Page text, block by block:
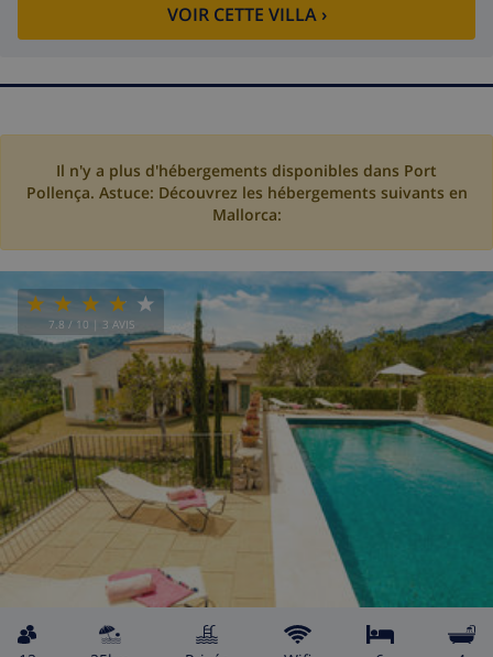
VOIR CETTE VILLA›
Il n'y a plus d'hébergements disponibles dans Port
Pollença. Astuce: Découvrez les hébergements suivants en
Mallorca:
7.8 / 10 | 3 AVIS